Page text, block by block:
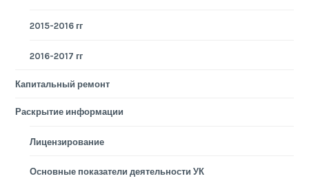
2015-2016 гг
2016-2017 гг
Капитальный ремонт
Раскрытие информации
Лицензирование
Основные показатели деятельности УК